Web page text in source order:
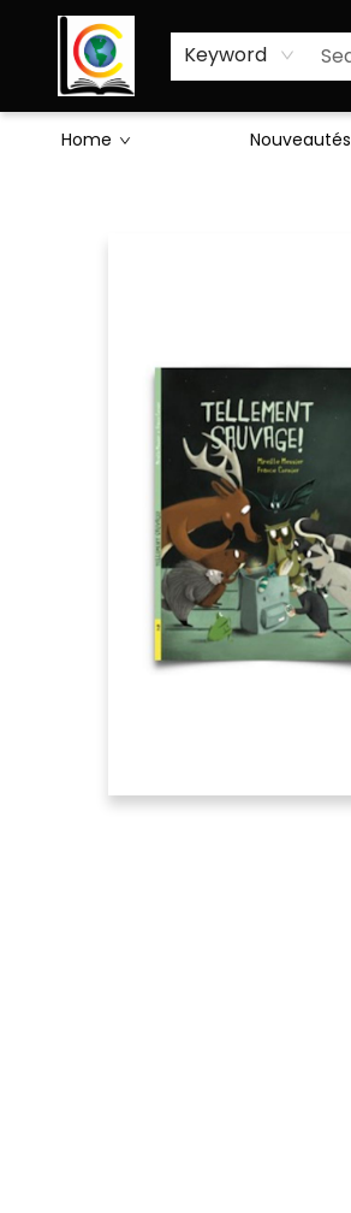
Keyword
Home Nouveautés
Sciences Humaines
Activités & Jeux
Enseignants
Littérature
À Propos de Nous